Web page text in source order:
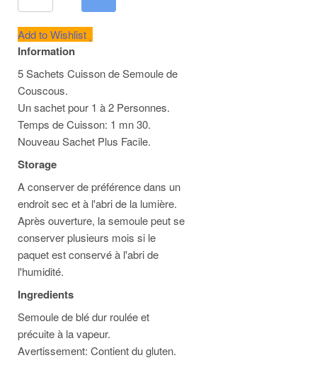
Add to Wishlist
Information
5 Sachets Cuisson de Semoule de
Couscous.
Un sachet pour 1 à 2 Personnes.
Temps de Cuisson: 1 mn 30.
Nouveau Sachet Plus Facile.
Storage
A conserver de préférence dans un
endroit sec et à l'abri de la lumière.
Après ouverture, la semoule peut se
conserver plusieurs mois si le
paquet est conservé à l'abri de
l'humidité.
Ingredients
Semoule de blé dur roulée et
précuite à la vapeur.
Avertissement: Contient du gluten.